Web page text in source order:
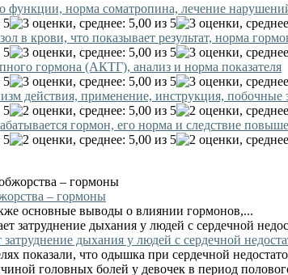
функции, норма соматропина, лечение
в крови, что показывает результат, норма
гормона (АКТГ), анализ и норма показателя
действия, применение, инструкция, побочные
гормон, его норма и следствие
– гормоны
основные выводы о влиянии гормонов,...
дыхания у людей с сердечной
показали, что одышка при сердечной